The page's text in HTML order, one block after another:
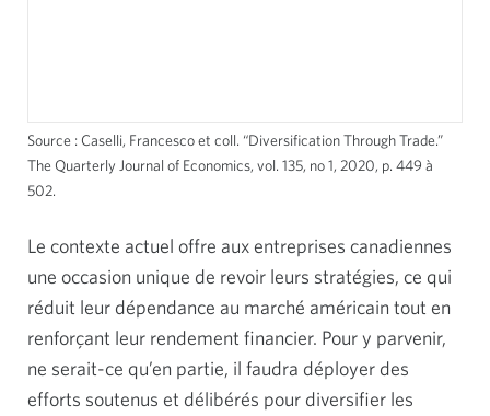
Source : Caselli, Francesco et coll. “Diversification Through Trade.”
The Quarterly Journal of Economics, vol. 135, no 1, 2020, p. 449 à
502.
Le contexte actuel offre aux entreprises canadiennes
une occasion unique de revoir leurs stratégies, ce qui
réduit leur dépendance au marché américain tout en
renforçant leur rendement financier. Pour y parvenir,
ne serait-ce qu’en partie, il faudra déployer des
efforts soutenus et délibérés pour diversifier les